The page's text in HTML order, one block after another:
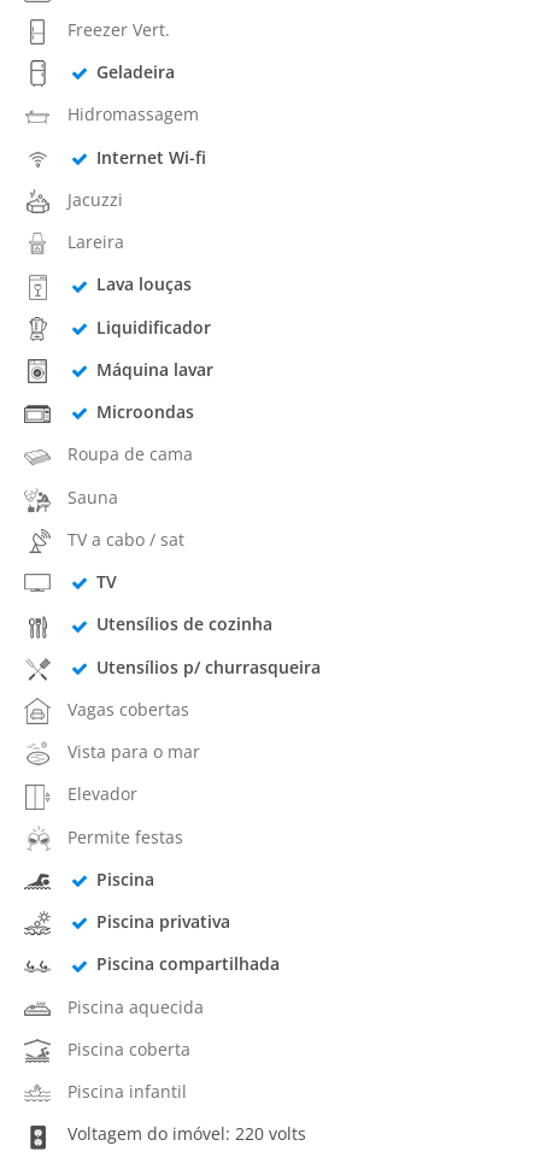
Freezer Vert.
Geladeira
Hidromassagem
Internet Wi-fi
Jacuzzi
Lareira
Lava louças
Liquidificador
Máquina lavar
Microondas
Roupa de cama
Sauna
TV a cabo / sat
TV
Utensílios de cozinha
Utensílios p/ churrasqueira
Vagas cobertas
Vista para o mar
Elevador
Permite festas
Piscina
Piscina privativa
Piscina compartilhada
Piscina aquecida
Piscina coberta
Piscina infantil
Voltagem do imóvel: 220 volts